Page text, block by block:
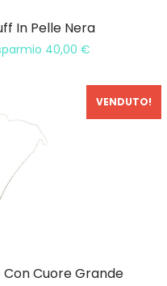
In Pelle Nera
40,00 €
VENDUTO!
Cuore Grande